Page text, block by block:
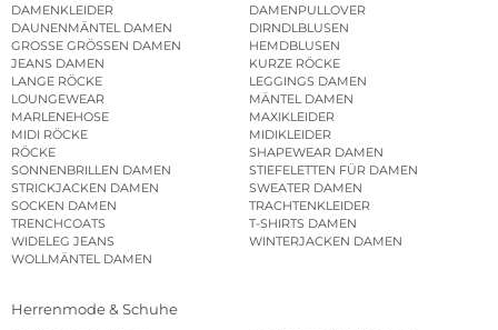
DAMENKLEIDER
DAMENPULLOVER
DAUNENMÄNTEL DAMEN
DIRNDLBLUSEN
GROSSE GRÖSSEN DAMEN
HEMDBLUSEN
JEANS DAMEN
KURZE RÖCKE
LANGE RÖCKE
LEGGINGS DAMEN
LOUNGEWEAR
MÄNTEL DAMEN
MARLENEHOSE
MAXIKLEIDER
MIDI RÖCKE
MIDIKLEIDER
RÖCKE
SHAPEWEAR DAMEN
SONNENBRILLEN DAMEN
STIEFELETTEN FÜR DAMEN
STRICKJACKEN DAMEN
SWEATER DAMEN
SOCKEN DAMEN
TRACHTENKLEIDER
TRENCHCOATS
T-SHIRTS DAMEN
WIDELEG JEANS
WINTERJACKEN DAMEN
WOLLMÄNTEL DAMEN
Herrenmode & Schuhe